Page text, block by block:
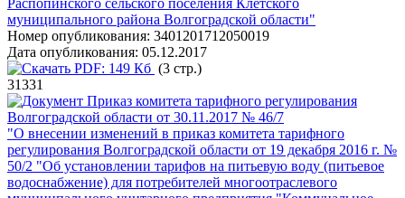
Распопинского сельского поселения Клетского
муниципального района Волгоградской области"
Номер опубликования: 3401201712050019
Дата опубликования: 05.12.2017
PDF: 149 Кб (3 стр.)
31331
Приказ комитета тарифного регулирования
Волгоградской области от 30.11.2017 № 46/7
"О внесении изменений в приказ комитета тарифного
регулирования Волгоградской области от 19 декабря 2016 г. №
50/2 "Об установлении тарифов на питьевую воду (питьевое
водоснабжение) для потребителей многоотраслевого